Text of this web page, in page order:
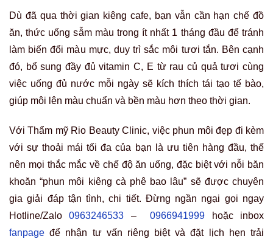
Dù đã qua thời gian kiêng cafe, bạn vẫn cần hạn chế đồ
ăn, thức uống sẫm màu trong ít nhất 1 tháng đầu để tránh
làm biến đổi màu mực, duy trì sắc môi tươi tắn. Bên cạnh
đó, bổ sung đầy đủ vitamin C, E từ rau củ quả tươi cùng
việc uống đủ nước mỗi ngày sẽ kích thích tái tạo tế bào,
giúp môi lên màu chuẩn và bền màu hơn theo thời gian.
Với Thẩm mỹ Rio Beauty Clinic, việc phun môi đẹp đi kèm
với sự thoải mái tối đa của bạn là ưu tiên hàng đầu, thế
nên mọi thắc mắc về chế độ ăn uống, đặc biệt với nỗi băn
khoăn “phun môi kiêng cà phê bao lâu” sẽ được chuyên
gia giải đáp tận tình, chi tiết. Đừng ngần ngại gọi ngay
Hotline/Zalo0963246533 –0966941999 hoặc inbox
fanpage để nhận tư vấn riêng biệt và đặt lịch hẹn trải